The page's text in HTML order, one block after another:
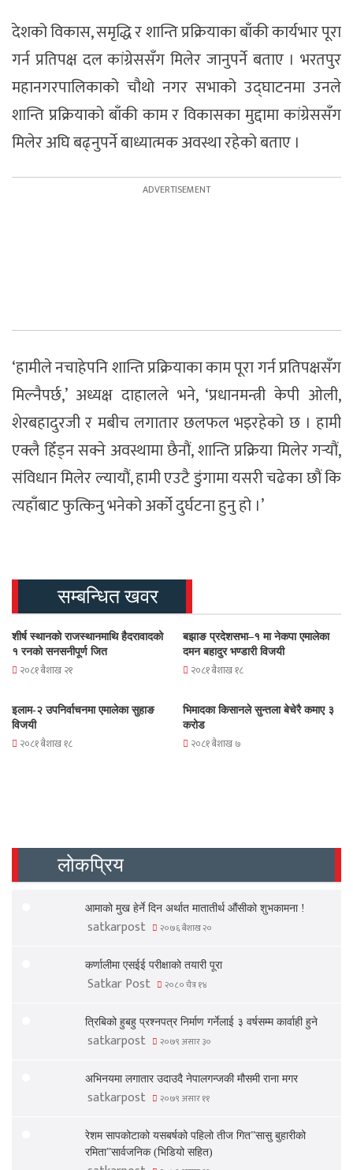
देशको विकास, समृद्धि र शान्ति प्रक्रियाका बाँकी कार्यभार पूरा
गर्न प्रतिपक्ष दल कांग्रेससँग मिलेर जानुपर्ने बताए । भरतपुर
महानगरपालिकाको चौथो नगर सभाको उद्घाटनमा उनले
शान्ति प्रक्रियाको बाँकी काम र विकासका मुद्दामा कांग्रेससँग
मिलेर अघि बढ्नुपर्ने बाध्यात्मक अवस्था रहेको बताए ।
‘हामीले नचाहेपनि शान्ति प्रक्रियाका काम पूरा गर्न प्रतिपक्षसँग
मिल्नैपर्छ,’ अध्यक्ष दाहालले भने, ‘प्रधानमन्त्री केपी ओली,
शेरबहादुरजी र मबीच लगातार छलफल भइरहेको छ । हामी
एक्लै हिँड्न सक्ने अवस्थामा छैनौं, शान्ति प्रक्रिया मिलेर गर्‍यौं,
संविधान मिलेर ल्यायौं, हामी एउटै डुंगामा यसरी चढेका छौं कि
त्यहाँबाट फुत्किनु भनेको अर्को दुर्घटना हुनु हो ।’
सम्बन्धित खवर
शीर्ष स्थानको राजस्थानमाथि हैदरावादको
१ रनको सनसनीपूर्ण जित
२०८१ बैशाख २१
बझाङ प्रदेशसभा–१ मा नेकपा एमालेका
दमन बहादुर भण्डारी विजयी
२०८१ बैशाख १८
इलाम-२ उपनिर्वाचनमा एमालेका सुहाङ
विजयी
२०८१ बैशाख १८
भिमादका किसानले सुन्तला बेचेरै कमाए ३
करोड
२०८१ बैशाख ७
लोकप्रिय
आमाको मुख हेर्ने दिन अर्थात मातातीर्थ औंसीको शुभकामना !
satkarpost २०७६ बैशाख २०
कर्णालीमा एसईई परीक्षाको तयारी पूरा
Satkar Post २०८० चैत्र १४
त्रिबिको हुबहु प्रश्नपत्र निर्माण गर्नेलाई ३ वर्षसम्म कार्वाही हुने
satkarpost २०७९ असार ३०
अभिनयमा लगातार उदाउदै नेपालगन्जकी मौसमी राना मगर
satkarpost २०७९ असार ११
रेशम सापकोटाको यसबर्षको पहिलो तीज गित”सासु बुहारीको
रमिता”सार्वजनिक (भिडियो सहित)